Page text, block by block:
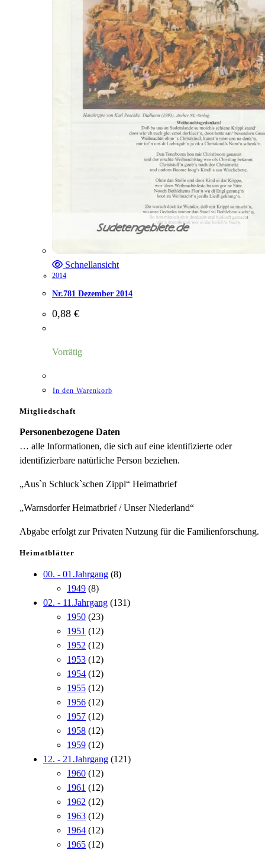
Schnellansicht
2014
Nr.781 Dezember 2014
0,88 €
Vorrätig
In den Warenkorb
Mitgliedschaft
Personenbezogene Daten
… alle Informationen, die sich auf eine identifizierte oder
identifizierbare natürliche Person beziehen.
„Aus`n Schluck`schen Zippl“ Heimatbrief
„Warnsdorfer Heimatbrief / Unser Niederland“
Abgabe erfolgt zur Privaten Nutzung für die Familienforschung.
Heimatblätter
00. - 01.Jahrgang (8)
1949 (8)
02. - 11.Jahrgang (131)
1950 (23)
1951 (12)
1952 (12)
1953 (12)
1954 (12)
1955 (12)
1956 (12)
1957 (12)
1958 (12)
1959 (12)
12. - 21.Jahrgang (121)
1960 (12)
1961 (12)
1962 (12)
1963 (12)
1964 (12)
1965 (12)